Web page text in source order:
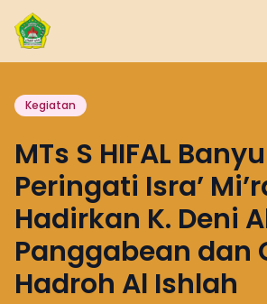
Kegiatan
MTs S HIFAL
Peringati Isra’
Hadirkan K. Deni
Panggabean dan
Hadroh Al Ishlah